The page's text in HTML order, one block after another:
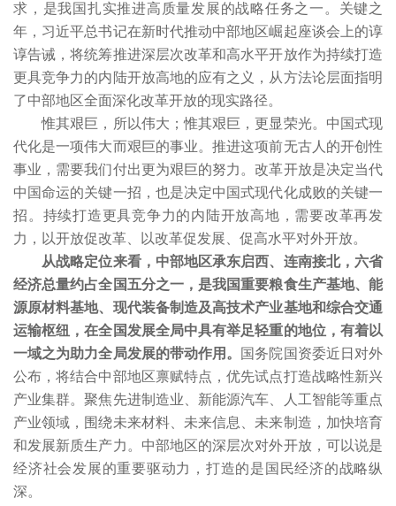
求，是我国扎实推进高质量发展的战略任务之一。关键之
年，习近平总书记在新时代推动中部地区崛起座谈会上的谆
谆告诫，将统筹推进深层次改革和高水平开放作为持续打造
更具竞争力的内陆开放高地的应有之义，从方法论层面指明
了中部地区全面深化改革开放的现实路径。
惟其艰巨，所以伟大；惟其艰巨，更显荣光。中国式现
代化是一项伟大而艰巨的事业。推进这项前无古人的开创性
事业，需要我们付出更为艰巨的努力。改革开放是决定当代
中国命运的关键一招，也是决定中国式现代化成败的关键一
招。持续打造更具竞争力的内陆开放高地，需要改革再发
力，以开放促改革、以改革促发展、促高水平对外开放。
从战略定位来看，中部地区承东启西、连南接北，六省
经济总量约占全国五分之一，是我国重要粮食生产基地、能
源原材料基地、现代装备制造及高技术产业基地和综合交通
运输枢纽，在全国发展全局中具有举足轻重的地位，有着以
一域之为助力全局发展的带动作用。
国务院国资委近日对外
公布，将结合中部地区禀赋特点，优先试点打造战略性新兴
产业集群。聚焦先进制造业、新能源汽车、人工智能等重点
产业领域，围绕未来材料、未来信息、未来制造，加快培育
和发展新质生产力。中部地区的深层次对外开放，可以说是
经济社会发展的重要驱动力，打造的是国民经济的战略纵
深。